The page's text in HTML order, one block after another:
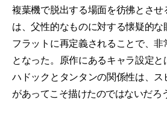
複葉機で脱出する場面を彷彿とさ
は、父性的なものに対する懐疑的な
フラットに再定義されることで、
となった。原作にあるキャラ設定
ハドックとタンタンの関係性は、
があってこそ描けたのではないだろ